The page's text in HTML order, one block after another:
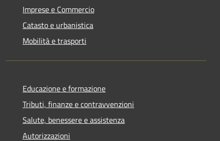
Imprese e Commercio
Catasto e urbanistica
Mobilità e trasporti
Educazione e formazione
Tributi, finanze e contravvenzioni
Salute, benessere e assistenza
Autorizzazioni